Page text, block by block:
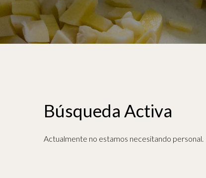
Búsqueda Activa
Actualmente no estamos necesitando personal.